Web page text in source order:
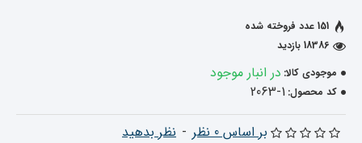
موجودی کالا: در انبار موجود
کد محصول: 2063-1
151 عدد فروخته شده
18386 بازدید
بر اساس 0 نظر - نظر بدهید